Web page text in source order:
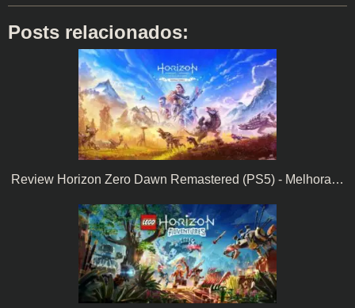
Posts relacionados:
Review Horizon Zero Dawn Remastered (PS5) - Melhora…